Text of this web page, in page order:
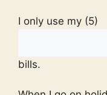
I only use my (5)
bills.